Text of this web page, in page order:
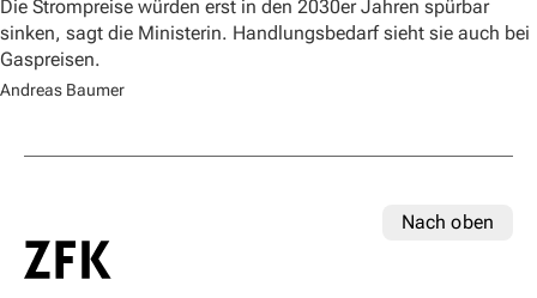
Die Strompreise würden erst in den 2030er Jahren spürbar
sinken, sagt die Ministerin. Handlungsbedarf sieht sie auch bei
Gaspreisen.
Andreas Baumer
Nach oben